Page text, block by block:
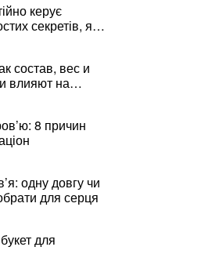
керує
секретів, які
состав, вес и
влияют на
8 причин
одну довгу чи
для серця
для